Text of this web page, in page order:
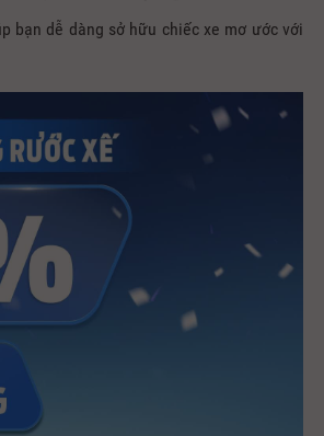
bạn dễ dàng sở hữu chiếc xe mơ ước với